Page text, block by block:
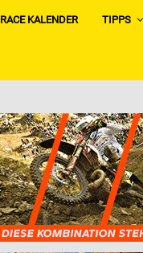
RACE KALENDER TIPPS